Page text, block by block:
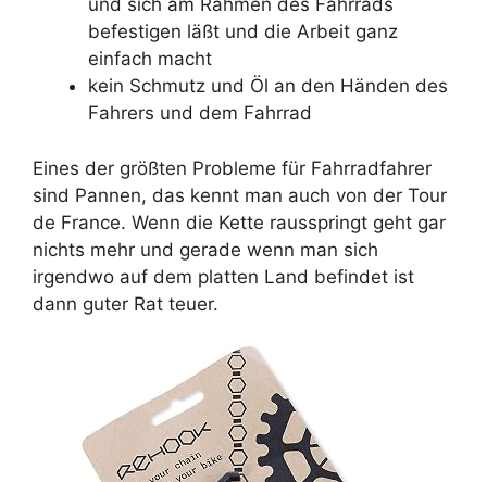
und sich am Rahmen des Fahrrads
befestigen läßt und die Arbeit ganz
einfach macht
kein Schmutz und Öl an den Händen des
Fahrers und dem Fahrrad
Eines der größten Probleme für Fahrradfahrer
sind Pannen, das kennt man auch von der Tour
de France. Wenn die Kette rausspringt geht gar
nichts mehr und gerade wenn man sich
irgendwo auf dem platten Land befindet ist
dann guter Rat teuer.